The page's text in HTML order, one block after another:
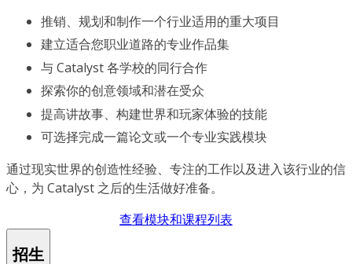
推销、规划和制作一个行业适用的重大项目
建立适合您职业道路的专业作品集
与 Catalyst 各学校的同行合作
探索你的创意领域和潜在受众
提高讲故事、构建世界和玩家体验的技能
可选择完成一篇论文或一个专业实践模块
通过现实世界的创造性经验、专注的工作以及进入该行业的信
心，为 Catalyst 之后的生活做好准备。
查看模块和课程列表
招生